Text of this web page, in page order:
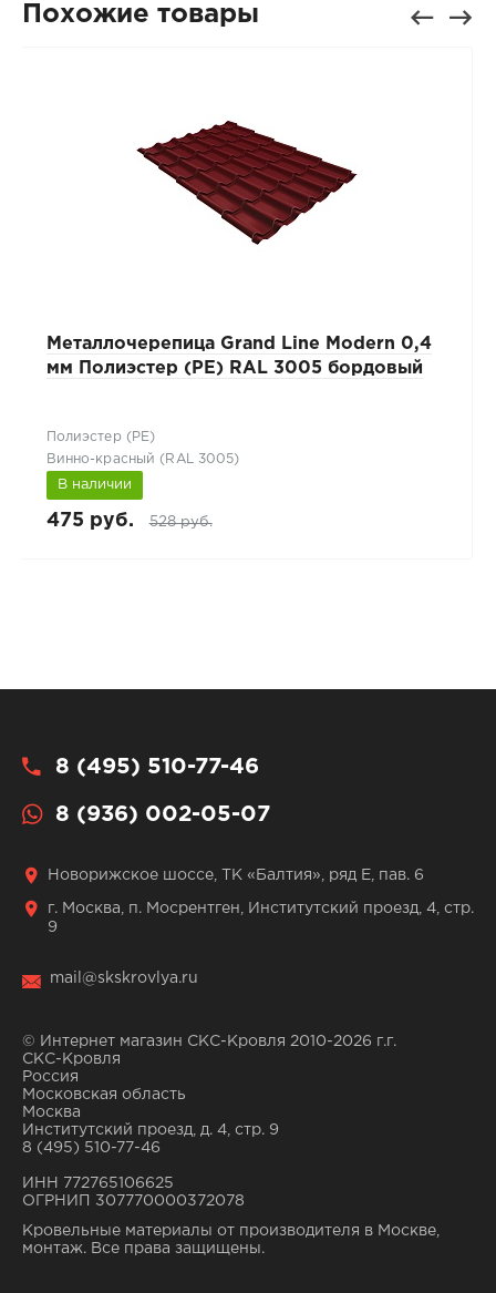
Похожие товары
Металлочерепица Grand Line Modern 0,4
мм Полиэстер (PE) RAL 3005 бордовый
Полиэстер (РЕ)
Винно-красный (RAL 3005)
В наличии
475 руб. 528 руб.
8 (495) 510-77-46
8 (936) 002-05-07
Новорижское шоссе, ТК «Балтия», ряд Е, пав. 6
г. Москва, п. Мосрентген, Институтский проезд, 4, стр.
9
mail@skskrovlya.ru
© Интернет магазин СКС-Кровля 2010-2026 г.г.
СКС-Кровля
Россия
Московская область
Москва
Институтский проезд, д. 4, стр. 9
8 (495) 510-77-46
ИНН 772765106625
ОГРНИП 307770000372078
Кровельные материалы от производителя в Москве,
монтаж. Все права защищены.